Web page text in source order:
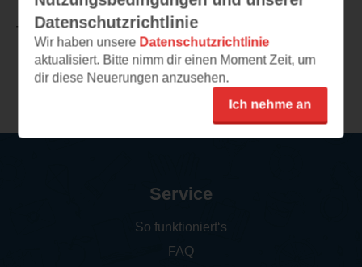
TEILEN
Weitere Rezensionen
Datenschutzrichtlinie
Wir haben unsere Datenschutzrichtlinie
aktualisiert. Bitte nimm dir einen Moment Zeit, um
dir diese Neuerungen anzusehen.
Ich nehme an
Service
So funktioniert‘s
FAQ